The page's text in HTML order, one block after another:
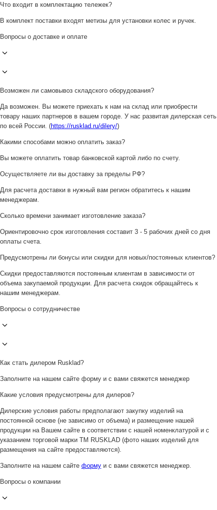
Что входит в комплектацию тележек?
В комплект поставки входят метизы для установки колес и ручек.
Вопросы о доставке и оплате
Возможен ли самовывоз складского оборудования?
Да возможен. Вы можете приехать к нам на склад или приобрести
товару наших партнеров в вашем городе. У нас развитая дилерская сеть
по всей России. (https://rusklad.ru/dilery/)
Какими способами можно оплатить заказ?
Вы можете оплатить товар банковской картой либо по счету.
Осуществляете ли вы доставку за пределы РФ?
Для расчета доставки в нужный вам регион обратитесь к нашим
менеджерам.
Сколько времени занимает изготовление заказа?
Ориентировочно срок изготовления составит 3 - 5 рабочих дней со дня
оплаты счета.
Предусмотрены ли бонусы или скидки для новых/постоянных клиентов?
Скидки предоставляются постоянным клиентам в зависимости от
объема закупаемой продукции. Для расчета скидок обращайтесь к
нашим менеджерам.
Вопросы о сотрудничестве
Как стать дилером Rusklad?
Заполните на нашем сайте форму и с вами свяжется менеджер
Какие условия предусмотрены для дилеров?
Дилерские условия работы предполагают закупку изделий на
постоянной основе (не зависимо от объема) и размещение нашей
продукции на Вашем сайте в соответствии с нашей номенклатурой и с
указанием торговой марки ТМ RUSKLAD (фото наших изделий для
размещения на сайте предоставляются).
Заполните на нашем сайте форму и с вами свяжется менеджер.
Вопросы о компании